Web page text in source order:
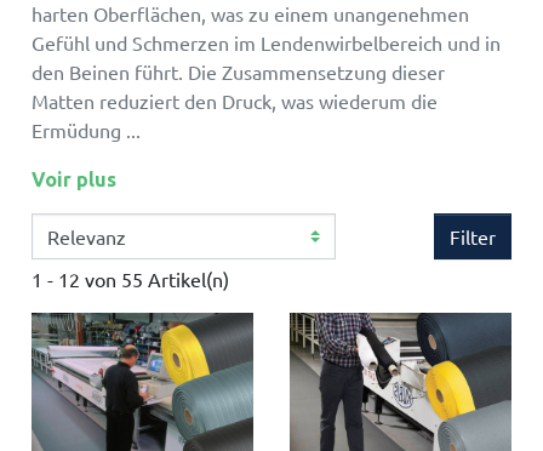
harten Oberflächen, was zu einem unangenehmen
Gefühl und Schmerzen im Lendenwirbelbereich und in
den Beinen führt. Die Zusammensetzung dieser
Matten reduziert den Druck, was wiederum die
Ermüdung ...
Voir plus
Filter
1 - 12 von 55 Artikel(n)